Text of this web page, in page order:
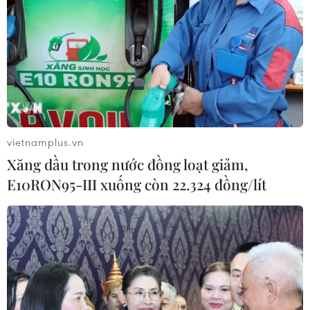
Facebook Twitter Lưu bài viết Copy link
Theo dõi VietnamPlus
Tin cùng chuyên mục
Nhận định Việt Nam vs Campuchia: 'Phù thủy Kim'
sẽ xoay tua toan tính đường dài?
06/08/2026 08:25
vietnamplus.vn
Xăng dầu trong nước đồng loạt giảm,
E10RON95-III xuống còn 22.324 đồng/lít